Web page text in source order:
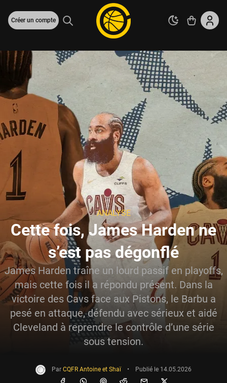
Créer un compte
ANALYSE
Cette fois, James Harden ne
s’est pas dégonflé
James Harden traîne un lourd passif en playoffs,
mais cette fois il a répondu présent. Dans la
victoire des Cavs face aux Pistons, le Barbu a
pesé en attaque, défendu avec sérieux et aidé
Cleveland à reprendre le contrôle d’une série
sous tension.
Par CQFR Antoine et Shaï • Publié le 14.05.2026